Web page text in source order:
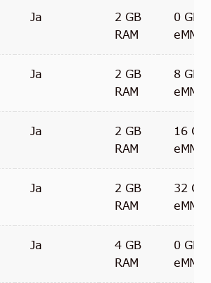
Ja
2 GB
RAM
0 GB
eMMC
Ja
2 GB
RAM
8 GB
eMMC
Ja
2 GB
RAM
16 GB
eMMC
Ja
2 GB
RAM
32 GB
eMMC
Ja
4 GB
RAM
0 GB
eMMC